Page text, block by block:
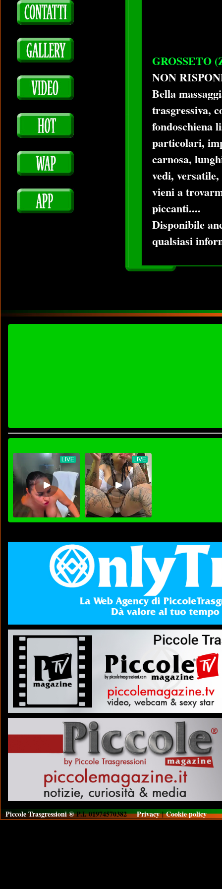
GROSSETO
NON
Bella
trasgressiva,
fondoschiena
particolari,
carnosa,
vedi,
vieni a
piccanti....
Disponibile
qualsiasi
Piccole Trasgressioni ®P.I. 01974570382Privacy|Cookie policy